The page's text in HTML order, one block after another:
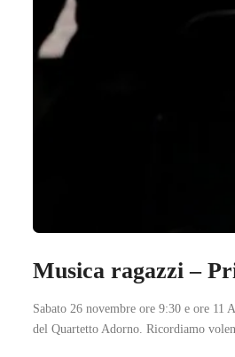
Musica ragazzi –
Sabato 26 novembre ore 9:30 e ore
del Quartetto Adorno. Ricordiamo